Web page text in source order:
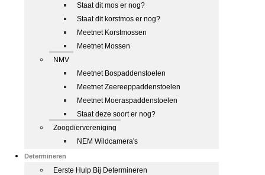
Staat dit mos er nog?
Staat dit korstmos er nog?
Meetnet Korstmossen
Meetnet Mossen
NMV
Meetnet Bospaddenstoelen
Meetnet Zeereeppaddenstoelen
Meetnet Moeraspaddenstoelen
Staat deze soort er nog?
Zoogdiervereniging
NEM Wildcamera's
Determineren
Eerste Hulp Bij Determineren